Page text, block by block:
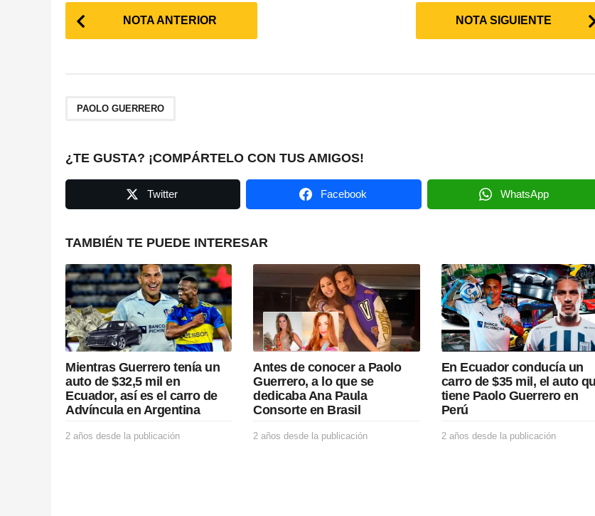
P
o
a
g
i
n
a
t
i
o
n
NOTA ANTERIOR NOTA SIGUIENTE
PAOLO GUERRERO
¿TE GUSTA? ¡COMPÁRTELO CON TUS AMIGOS!
Twitter Facebook WhatsApp
TAMBIÉN TE PUEDE INTERESAR
Mientras Guerrero tenía un
auto de $32,5 mil en
Ecuador, así es el carro de
Advíncula en Argentina
2 años desde la publicación
Antes de conocer a Paolo
Guerrero, a lo que se
dedicaba Ana Paula
Consorte en Brasil
2 años desde la publicación
En Ecuador conducía un
carro de $35 mil, el auto
tiene Paolo Guerrero en
Perú
2 años desde la publicación2